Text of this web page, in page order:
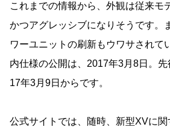
これまでの情報から、外観は従来モ
かつアグレッシブになりそうです。
ワーユニットの刷新もウワサされて
内仕様の公開は、2017年3月8日。
17年3月9日からです。
公式サイトでは、随時、新型XVに